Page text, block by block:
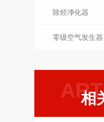
除烃净化器
零级空气发生器
相